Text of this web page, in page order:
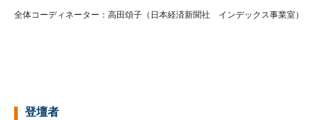
全体コーディネーター：高田頌子（日本経済新聞社 インデックス事業室）
登壇者